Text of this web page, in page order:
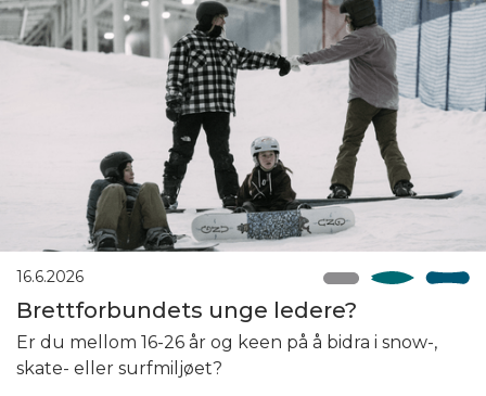
16.6.2026
Brettforbundets unge ledere?
Er du mellom 16-26 år og keen på å bidra i snow-,
skate- eller surfmiljøet?